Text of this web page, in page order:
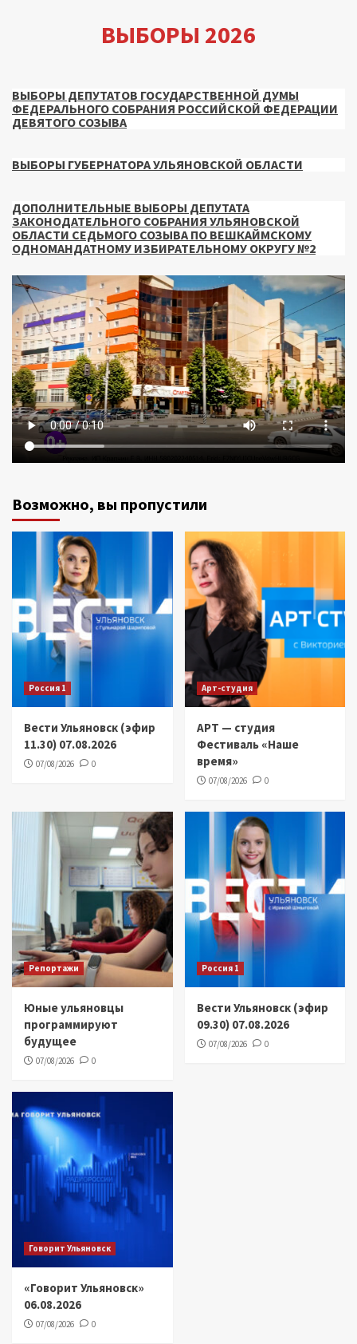
ВЫБОРЫ 2026
ВЫБОРЫ ДЕПУТАТОВ ГОСУДАРСТВЕННОЙ ДУМЫ
ФЕДЕРАЛЬНОГО СОБРАНИЯ РОССИЙСКОЙ ФЕДЕРАЦИИ
ДЕВЯТОГО СОЗЫВА
ВЫБОРЫ ГУБЕРНАТОРА УЛЬЯНОВСКОЙ ОБЛАСТИ
ДОПОЛНИТЕЛЬНЫЕ ВЫБОРЫ ДЕПУТАТА
ЗАКОНОДАТЕЛЬНОГО СОБРАНИЯ УЛЬЯНОВСКОЙ
ОБЛАСТИ СЕДЬМОГО СОЗЫВА ПО ВЕШКАЙМСКОМУ
ОДНОМАНДАТНОМУ ИЗБИРАТЕЛЬНОМУ ОКРУГУ №2
Возможно, вы пропустили
Россия 1
Вести Ульяновск (эфир
11.30) 07.08.2026
07/08/2026 0
Арт-студия
АРТ — студия
Фестиваль «Наше
время»
07/08/2026 0
Репортажи
Юные ульяновцы
программируют
будущее
07/08/2026 0
Россия 1
Вести Ульяновск (эфир
09.30) 07.08.2026
07/08/2026 0
Говорит Ульяновск
«Говорит Ульяновск»
06.08.2026
07/08/2026 0